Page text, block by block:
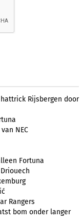
Rijsbergen door
NEC
Fortuna
Rangers
bom onder langer